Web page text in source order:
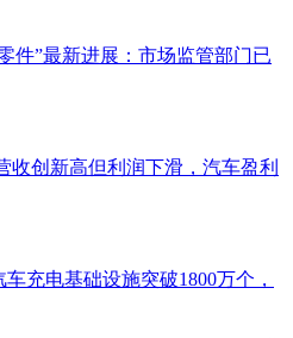
件”最新进展：市场监管部门已
收创新高但利润下滑，汽车盈利
充电基础设施突破1800万个，